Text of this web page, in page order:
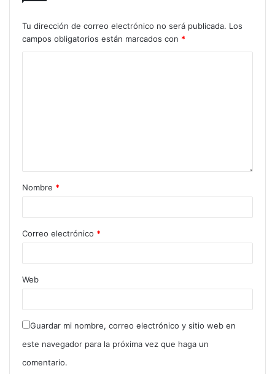
i
i
Tu dirección de correo electrónico no será publicada. Los
campos obligatorios están marcados con *
Nombre *
Correo electrónico *
Web
Guardar mi nombre, correo electrónico y sitio web en
este navegador para la próxima vez que haga un
comentario.